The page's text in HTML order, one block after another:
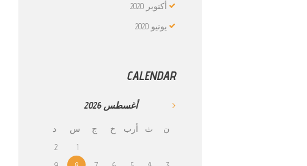
أكتوبر2020
يونيو2020
CALENDAR
أغسطس2026
ن ث أرب خ ج س
د
1
2